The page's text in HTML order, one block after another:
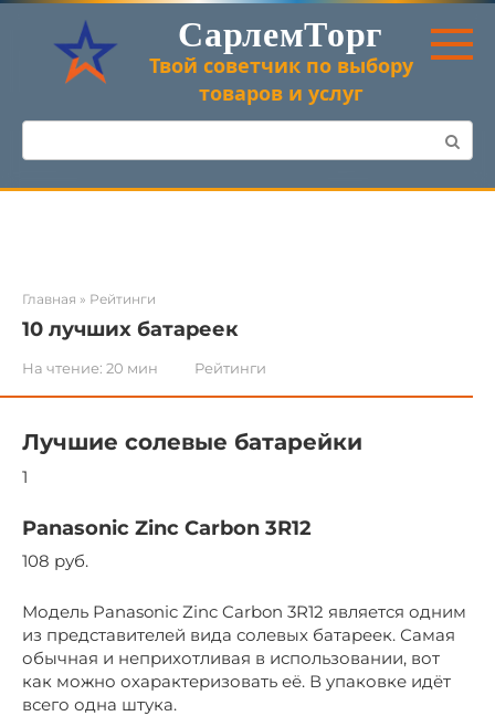
Перейти
контенту
СарлемТорг
Твой советчик по выбору
товаров и услуг
Поиск:
Главная » Рейтинги
10 лучших батареек
На чтение: 20 мин Рейтинги
Лучшие солевые батарейки
1
Panasonic Zinc Carbon 3R12
108 руб.
Модель Panasonic Zinc Carbon 3R12 является одним
из представителей вида солевых батареек. Самая
обычная и неприхотливая в использовании, вот
как можно охарактеризовать её. В упаковке идёт
всего одна штука.